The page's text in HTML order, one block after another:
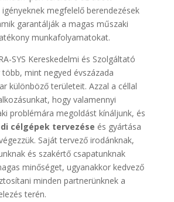
megfelelő berendezések
garantálják a magas műszaki
munkafolyamatokat.
SYS Kereskedelmi és Szolgáltató
mint negyed évszázada
különböző területeit. Azzal a céllal
hogy valamennyi
problémára megoldást kínáljunk, és
célgépek tervezése és gyártása
Saját tervező irodánknak,
és szakértő csapatunknak
minőséget, ugyanakkor kedvező
minden partnerünknek a
terén.